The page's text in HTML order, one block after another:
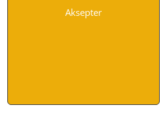
Aksepter
INFORMASJON